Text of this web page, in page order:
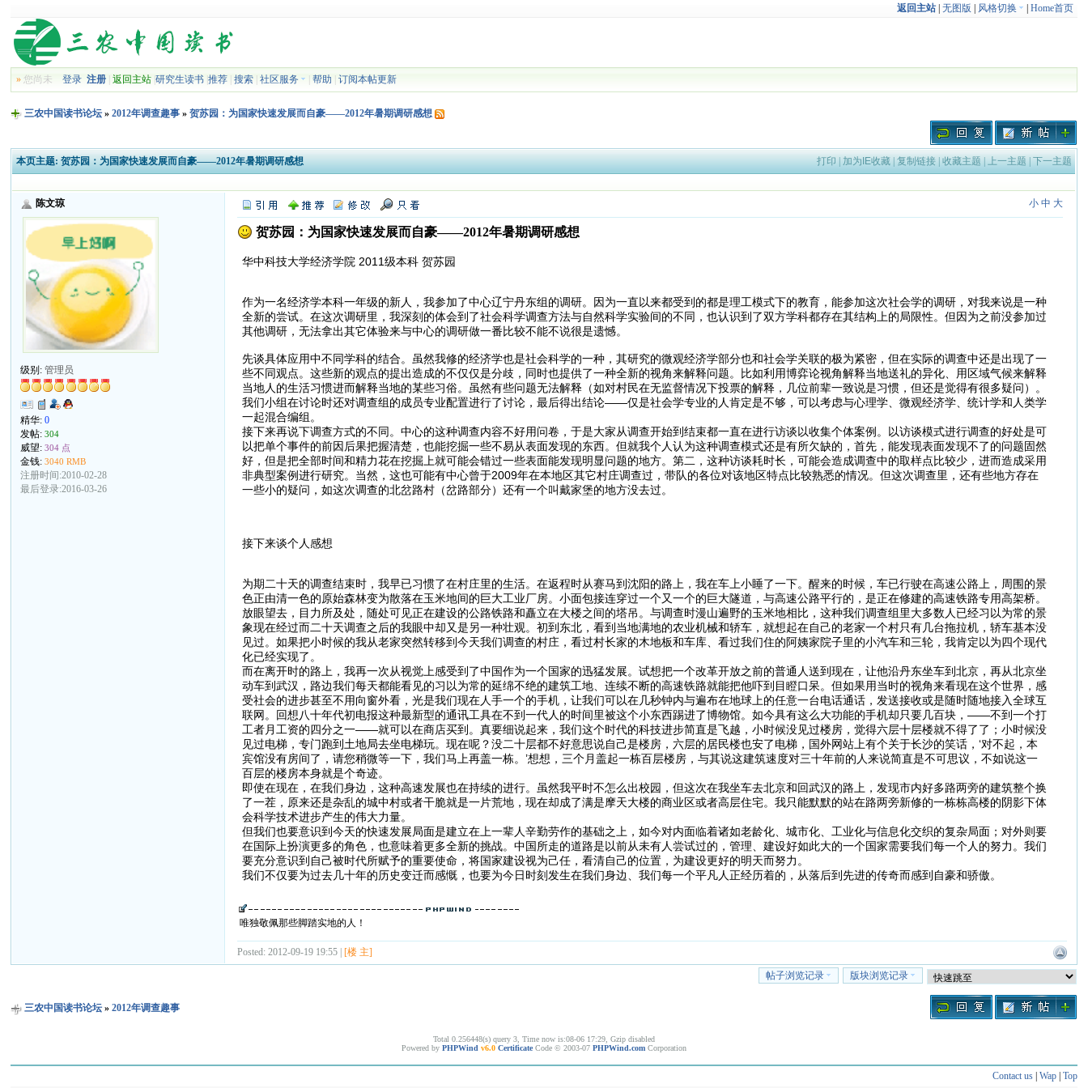
返回主站| 无图版 风格切换 Home首页
» 您尚未登录 注册 |返回主站 |研究生读书 |推荐 |搜索 |社区服务 |帮助 |订阅本帖更新
三农中国读书论坛 »2012年调查趣事 »贺苏园：为国家快速发展而自豪——2012年暑期调研感想
本页主题: 贺苏园：为国家快速发展而自豪——2012年暑期调研感想 打印 | 加为IE收藏| 复制链接| 收藏主题 | 上一主题 | 下一主题
陈文琼
级别:管理员
精华:0
发帖:304
威望:304 点
金钱:3040 RMB
注册时间:2010-02-28
最后登录:2016-03-26
小 中 大
贺苏园：为国家快速发展而自豪——2012年暑期调研感想
华中科技大学经济学院 2011级本科 贺苏园
作为一名经济学本科一年级的新人，我参加了中心辽宁丹东组的调研。因为一直以来都受到的都是理工模式下的教育，能参加这次社会学的调研，对我来说是一种
全新的尝试。在这次调研里，我深刻的体会到了社会科学调查方法与自然科学实验间的不同，也认识到了双方学科都存在其结构上的局限性。但因为之前没参加过
其他调研，无法拿出其它体验来与中心的调研做一番比较不能不说很是遗憾。
先谈具体应用中不同学科的结合。虽然我修的经济学也是社会科学的一种，其研究的微观经济学部分也和社会学关联的极为紧密，但在实际的调查中还是出现了一
些不同观点。这些新的观点的提出造成的不仅仅是分歧，同时也提供了一种全新的视角来解释问题。比如利用博弈论视角解释当地送礼的异化、用区域气候来解释
当地人的生活习惯进而解释当地的某些习俗。虽然有些问题无法解释（如对村民在无监督情况下投票的解释，几位前辈一致说是习惯，但还是觉得有很多疑问）。
我们小组在讨论时还对调查组的成员专业配置进行了讨论，最后得出结论——仅是社会学专业的人肯定是不够，可以考虑与心理学、微观经济学、统计学和人类学
一起混合编组。
接下来再说下调查方式的不同。中心的这种调查内容不好用问卷，于是大家从调查开始到结束都一直在进行访谈以收集个体案例。以访谈模式进行调查的好处是可
以把单个事件的前因后果把握清楚，也能挖掘一些不易从表面发现的东西。但就我个人认为这种调查模式还是有所欠缺的，首先，能发现表面发现不了的问题固然
好，但是把全部时间和精力花在挖掘上就可能会错过一些表面能发现明显问题的地方。第二，这种访谈耗时长，可能会造成调查中的取样点比较少，进而造成采用
非典型案例进行研究。当然，这也可能有中心曾于2009年在本地区其它村庄调查过，带队的各位对该地区特点比较熟悉的情况。但这次调查里，还有些地方存在
一些小的疑问，如这次调查的北岔路村（岔路部分）还有一个叫戴家堡的地方没去过。
接下来谈个人感想
为期二十天的调查结束时，我早已习惯了在村庄里的生活。在返程时从赛马到沈阳的路上，我在车上小睡了一下。醒来的时候，车已行驶在高速公路上，周围的景
色正由清一色的原始森林变为散落在玉米地间的巨大工业厂房。小面包接连穿过一个又一个的巨大隧道，与高速公路平行的，是正在修建的高速铁路专用高架桥。
放眼望去，目力所及处，随处可见正在建设的公路铁路和矗立在大楼之间的塔吊。与调查时漫山遍野的玉米地相比，这种我们调查组里大多数人已经习以为常的景
象现在经过而二十天调查之后的我眼中却又是另一种壮观。初到东北，看到当地满地的农业机械和轿车，就想起在自己的老家一个村只有几台拖拉机，轿车基本没
见过。如果把小时候的我从老家突然转移到今天我们调查的村庄，看过村长家的木地板和车库、看过我们住的阿姨家院子里的小汽车和三轮，我肯定以为四个现代
化已经实现了。
而在离开时的路上，我再一次从视觉上感受到了中国作为一个国家的迅猛发展。试想把一个改革开放之前的普通人送到现在，让他沿丹东坐车到北京，再从北京坐
动车到武汉，路边我们每天都能看见的习以为常的延绵不绝的建筑工地、连续不断的高速铁路就能把他吓到目瞪口呆。但如果用当时的视角来看现在这个世界，感
受社会的进步甚至不用向窗外看，光是我们现在人手一个的手机，让我们可以在几秒钟内与遍布在地球上的任意一台电话通话，发送接收或是随时随地接入全球互
联网。回想八十年代初电报这种最新型的通讯工具在不到一代人的时间里被这个小东西踢进了博物馆。如今具有这么大功能的手机却只要几百块，——不到一个打
工者月工资的四分之一——就可以在商店买到。真要细说起来，我们这个时代的科技进步简直是飞越，小时候没见过楼房，觉得六层十层楼就不得了了；小时候没
见过电梯，专门跑到土地局去坐电梯玩。现在呢？没二十层都不好意思说自己是楼房，六层的居民楼也安了电梯，国外网站上有个关于长沙的笑话，‘对不起，本
宾馆没有房间了，请您稍微等一下，我们马上再盖一栋。’想想，三个月盖起一栋百层楼房，与其说这建筑速度对三十年前的人来说简直是不可思议，不如说这一
百层的楼房本身就是个奇迹。
即使在现在，在我们身边，这种高速发展也在持续的进行。虽然我平时不怎么出校园，但这次在我坐车去北京和回武汉的路上，发现市内好多路两旁的建筑整个换
了一茬，原来还是杂乱的城中村或者干脆就是一片荒地，现在却成了满是摩天大楼的商业区或者高层住宅。我只能默默的站在路两旁新修的一栋栋高楼的阴影下体
会科学技术进步产生的伟大力量。
但我们也要意识到今天的快速发展局面是建立在上一辈人辛勤劳作的基础之上，如今对内面临着诸如老龄化、城市化、工业化与信息化交织的复杂局面；对外则要
在国际上扮演更多的角色，也意味着更多全新的挑战。中国所走的道路是以前从未有人尝试过的，管理、建设好如此大的一个国家需要我们每一个人的努力。我们
要充分意识到自己被时代所赋予的重要使命，将国家建设视为己任，看清自己的位置，为建设更好的明天而努力。
我们不仅要为过去几十年的历史变迁而感慨，也要为今日时刻发生在我们身边、我们每一个平凡人正经历着的，从落后到先进的传奇而感到自豪和骄傲。
唯独敬佩那些脚踏实地的人！
Posted: 2012-09-19 19:55 |[楼 主]
帖子浏览记录 版块浏览记录
三农中国读书论坛 »2012年调查趣事
Total 0.256448(s) query 3, Time now is:08-06 17:29, Gzip disabled
Powered by PHPWind v6.0 Certificate Code © 2003-07 PHPWind.com Corporation
Contact us| Wap| Top